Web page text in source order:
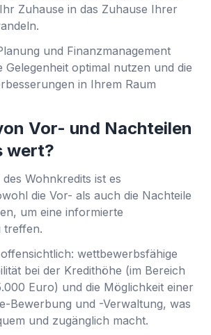
Zuhause in das Zuhause Ihrer
und Finanzmanagement
Gelegenheit optimal nutzen und die
in Ihrem Raum
Vor- und Nachteilen
wert?
Wohnkredits ist es
die Vor- als auch die Nachteile
um eine informierte
treffen.
wettbewerbsfähige
bei der Kredithöhe (im Bereich
Euro) und die Möglichkeit einer
Bewerbung und -Verwaltung, was
und zugänglich macht.